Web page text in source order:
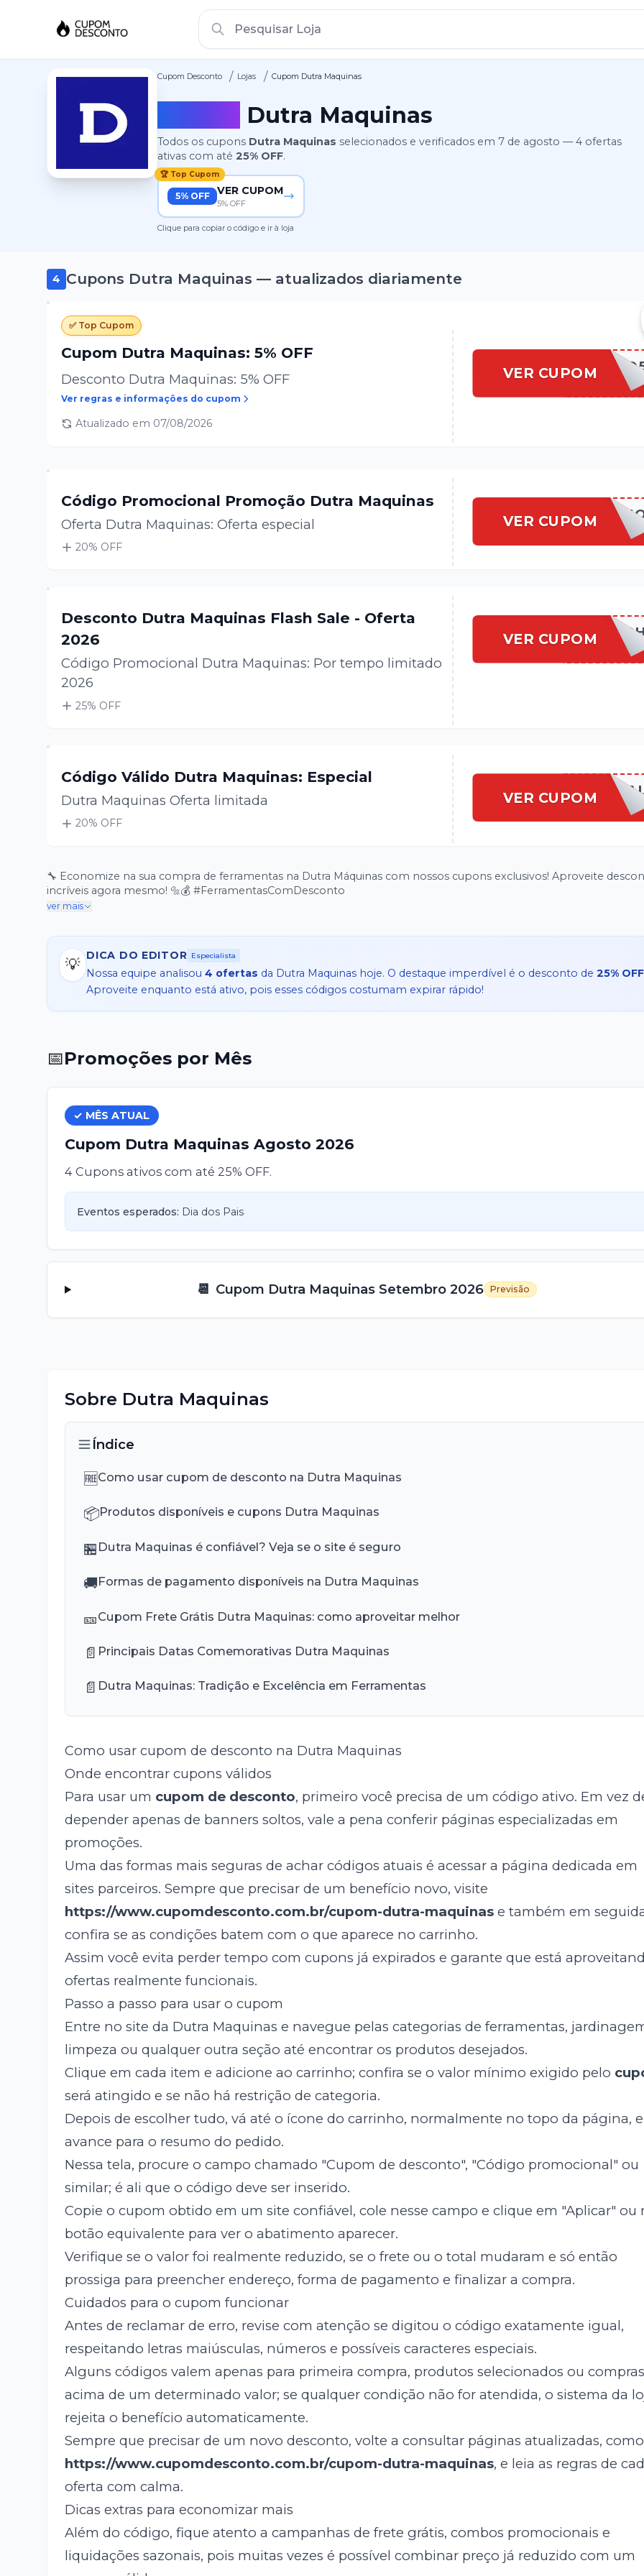
Cupom Desconto / Lojas / Cupom Dutra Maquinas
Dutra Maquinas
Todos os cupons Dutra Maquinas selecionados e verificados em 7 de agosto —4 ofertas
ativas com até25% OFF.
🏆 Top Cupom
5% OFF VER CUPOM
5% OFF
Clique para copiar o código e ir à loja
4 Cupons Dutra Maquinas — atualizados diariamente
✅ Top Cupom
Cupom Dutra Maquinas: 5% OFF
Desconto Dutra Maquinas: 5% OFF
Ver regras e informações do cupom
Atualizado em 07/08/2026
VER CUPOM
Código Promocional Promoção Dutra Maquinas
Oferta Dutra Maquinas: Oferta especial
20% OFF
VER CUPOM
Desconto Dutra Maquinas Flash Sale - Oferta
2026
Código Promocional Dutra Maquinas: Por tempo limitado
2026
25% OFF
VER CUPOM
Código Válido Dutra Maquinas: Especial
Dutra Maquinas Oferta limitada
20% OFF
VER CUPOM
🔧 Economize na sua compra de ferramentas na Dutra Máquinas com nossos cupons exclusivos! Aproveite
incríveis agora mesmo! 🔩💰 #FerramentasComDesconto
ver mais
💡
DICA DO EDITOR Especialista
Nossa equipe analisou4 ofertas da Dutra Maquinas hoje. O destaque imperdível é o desconto de25% OFF
Aproveite enquanto está ativo, pois esses códigos costumam expirar rápido!
📅Promoções por Mês
✓ MÊS ATUAL
Cupom Dutra Maquinas Agosto 2026
4 Cupons ativos com até 25% OFF.
Eventos esperados: Dia dos Pais
📆 Cupom Dutra Maquinas Setembro 2026 Previsão
Sobre Dutra Maquinas
Índice
🆓Como usar cupom de desconto na Dutra Maquinas
📦Produtos disponíveis e cupons Dutra Maquinas
🏪 Dutra Maquinas é confiável? Veja se o site é seguro
🚚Formas de pagamento disponíveis na Dutra Maquinas
🎫Cupom Frete Grátis Dutra Maquinas: como aproveitar melhor
📄 Principais Datas Comemorativas Dutra Maquinas
📄 Dutra Maquinas: Tradição e Excelência em Ferramentas
Como usar cupom de desconto na Dutra Maquinas
Onde encontrar cupons válidos
Para usar um cupom de desconto, primeiro você precisa de um código ativo. Em vez
depender apenas de banners soltos, vale a pena conferir páginas especializadas em
promoções.
Uma das formas mais seguras de achar códigos atuais é acessar a página dedicada em
sites parceiros. Sempre que precisar de um benefício novo, visite
https://www.cupomdesconto.com.br/cupom-dutra-maquinas e também em
confira se as condições batem com o que aparece no carrinho.
Assim você evita perder tempo com cupons já expirados e garante que está
ofertas realmente funcionais.
Passo a passo para usar o cupom
Entre no site da Dutra Maquinas e navegue pelas categorias de ferramentas,
limpeza ou qualquer outra seção até encontrar os produtos desejados.
Clique em cada item e adicione ao carrinho; confira se o valor mínimo exigido pelo
será atingido e se não há restrição de categoria.
Depois de escolher tudo, vá até o ícone do carrinho, normalmente no topo da página, e
avance para o resumo do pedido.
Nessa tela, procure o campo chamado "Cupom de desconto", "Código promocional" ou
similar; é ali que o código deve ser inserido.
Copie o cupom obtido em um site confiável, cole nesse campo e clique em "Aplicar" ou
botão equivalente para ver o abatimento aparecer.
Verifique se o valor foi realmente reduzido, se o frete ou o total mudaram e só então
prossiga para preencher endereço, forma de pagamento e finalizar a compra.
Cuidados para o cupom funcionar
Antes de reclamar de erro, revise com atenção se digitou o código exatamente igual,
respeitando letras maiúsculas, números e possíveis caracteres especiais.
Alguns códigos valem apenas para primeira compra, produtos selecionados ou
acima de um determinado valor; se qualquer condição não for atendida, o sistema da
rejeita o benefício automaticamente.
Sempre que precisar de um novo desconto, volte a consultar páginas atualizadas, como
https://www.cupomdesconto.com.br/cupom-dutra-maquinas, e leia as regras de
oferta com calma.
Dicas extras para economizar mais
Além do código, fique atento a campanhas de frete grátis, combos promocionais e
liquidações sazonais, pois muitas vezes é possível combinar preço já reduzido com um